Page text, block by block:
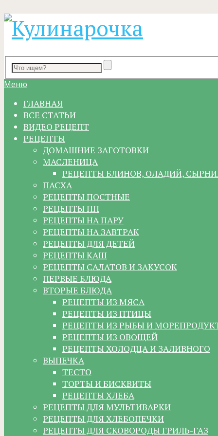
Меню
ГЛАВНАЯ
ВСЕ СТАТЬИ
ВИДЕО РЕЦЕПТ
РЕЦЕПТЫ
ДОМАШНИЕ ЗАГОТОВКИ
МАСЛЕНИЦА
РЕЦЕПТЫ БЛИНОВ, ОЛАДИЙ,
ПАСХА
РЕЦЕПТЫ ПОСТНЫЕ
РЕЦЕПТЫ ПП
РЕЦЕПТЫ НА ПАРУ
РЕЦЕПТЫ НА ЗАВТРАК
РЕЦЕПТЫ ДЛЯ ДЕТЕЙ
РЕЦЕПТЫ КАШ
РЕЦЕПТЫ САЛАТОВ И ЗАКУСОК
ПЕРВЫЕ БЛЮДА
ВТОРЫЕ БЛЮДА
РЕЦЕПТЫ ИЗ МЯСА
РЕЦЕПТЫ ИЗ ПТИЦЫ
РЕЦЕПТЫ ИЗ РЫБЫ И
РЕЦЕПТЫ ИЗ ОВОЩЕЙ
РЕЦЕПТЫ ХОЛОДЦА И ЗАЛИВНОГО
ВЫПЕЧКА
ТЕСТО
ТОРТЫ И БИСКВИТЫ
РЕЦЕПТЫ ХЛЕБА
РЕЦЕПТЫ ДЛЯ МУЛЬТИВАРКИ
РЕЦЕПТЫ ДЛЯ ХЛЕБОПЕЧКИ
РЕЦЕПТЫ ДЛЯ СКОВОРОДЫ ГРИЛЬ-ГАЗ